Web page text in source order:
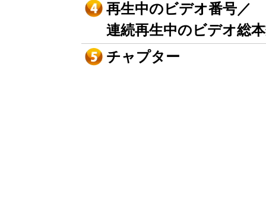
再生中のビデオ番号／
連続再生中のビデオ総
チャプター